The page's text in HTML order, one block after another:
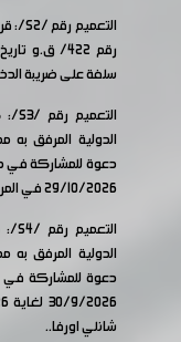
سلفة على ضريبة الدخل
الدولية المرفق
29/10/2026 في المركز الأردني للمعارض الدولية.
الدولية المرفق
شانلي اورفا..